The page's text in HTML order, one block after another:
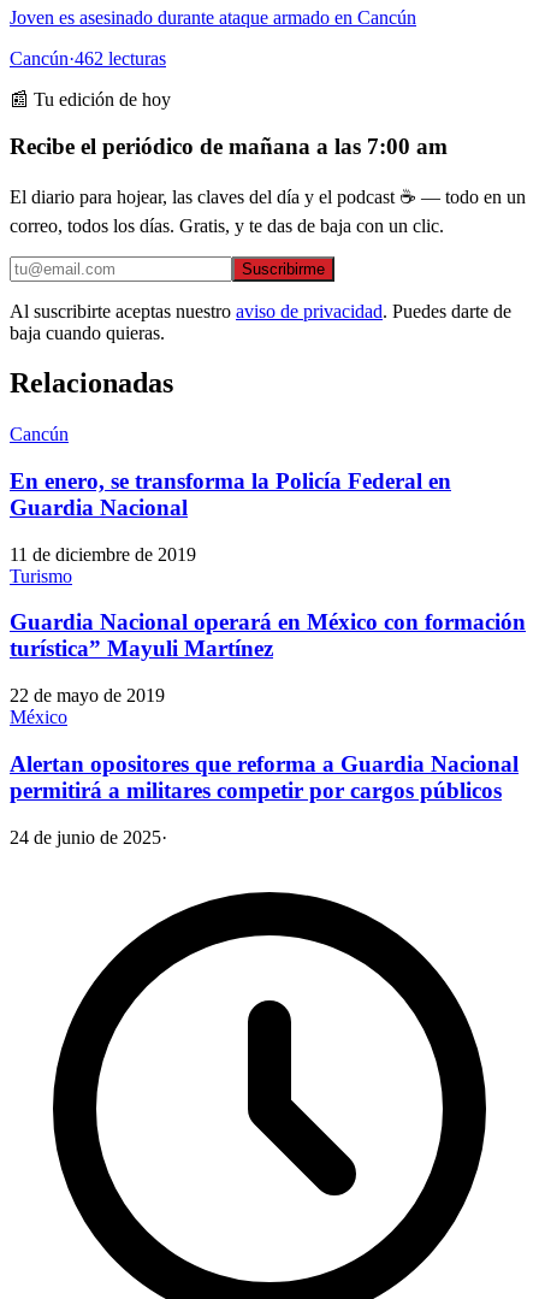
Joven es asesinado durante ataque armado en Cancún
Cancún·462 lecturas
📰 Tu edición de hoy
Recibe el periódico de mañana a las 7:00 am
El diario para hojear, las claves del día y el podcast ☕ — todo en un
correo, todos los días. Gratis, y te das de baja con un clic.
Suscribirme
Al suscribirte aceptas nuestro aviso de privacidad. Puedes darte de
baja cuando quieras.
Relacionadas
Cancún
En enero, se transforma la Policía Federal en
Guardia Nacional
11 de diciembre de 2019
Turismo
Guardia Nacional operará en México con formación
turística” Mayuli Martínez
22 de mayo de 2019
México
Alertan opositores que reforma a Guardia Nacional
permitirá a militares competir por cargos públicos
24 de junio de 2025·